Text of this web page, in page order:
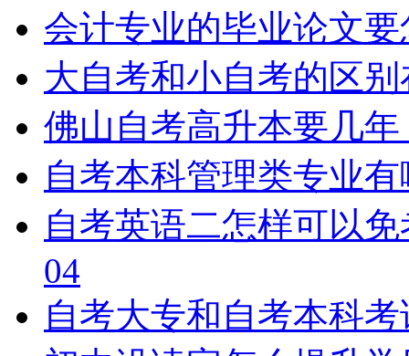
会计专业的毕业论文
大自考和小自考的区
佛山自考高升本要几年
自考本科管理类专业
自考英语二怎样可以
04
自考大专和自考本科